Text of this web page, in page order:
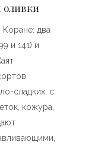
оливки
Коране: два
и 141) и
сладких, с
кожура,